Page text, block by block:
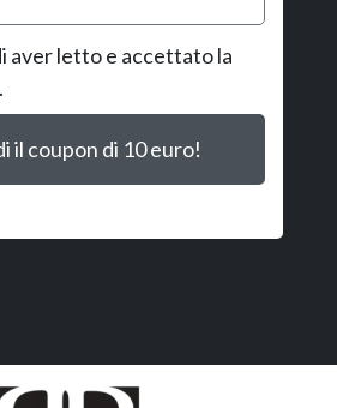
aver letto e accettato la
.
il coupon di 10 euro!